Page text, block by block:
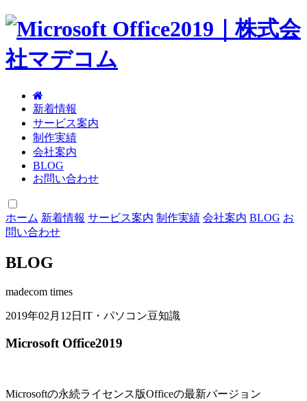
新着情報
サービス案内
制作実績
会社案内
BLOG
お問い合わせ
ホーム 新着情報 サービス案内 制作実績 会社案内 BLOG お
問い合わせ
BLOG
madecom times
2019年02月12日 IT・パソコン豆知識
Microsoft Office2019
Microsoftの永続ライセンス版Officeの最新バージョン